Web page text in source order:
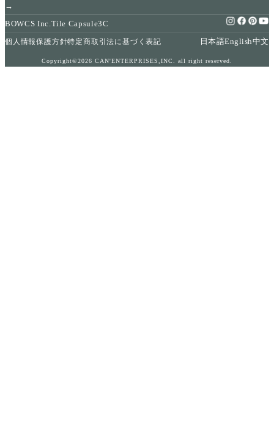
→
BOWCS Inc. Tile Capsule3C
個人情報保護方針特定商取引法に基づく表記 日本語English中文
Copyright©2026 CAN'ENTERPRISES,INC. all right reserved.